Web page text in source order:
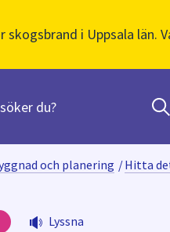
i Uppsala län.
och planering /Hitta
Lyssna